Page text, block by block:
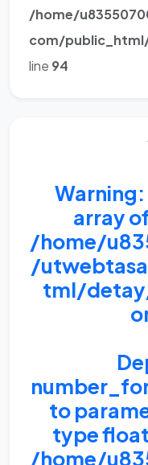
/home/
com/
line 94
Warning
array
/home/
/
tml/
to
type
/home/